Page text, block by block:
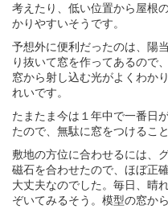
考えたり、低い位置から屋根
かりやすいそうです。
予想外に便利だったのは、陽
り抜いて窓を作ってあるので
窓から射し込む光がよくわか
れいです。
たまたま今は１年中で一番日
たので、無駄に窓をつけるこ
敷地の方位に合わせるには、
磁石を合わせたので、ほぼ正
大丈夫なのでした。毎日、晴
ぞいてみるそう。模型の窓か